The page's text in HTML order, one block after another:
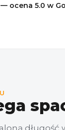
— ocena 5.0 w
długość